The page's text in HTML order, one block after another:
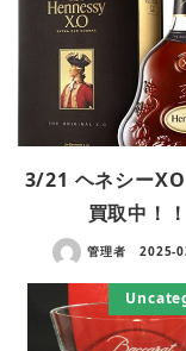
3/21 ヘネシー
買取中！！
管理者 2025-